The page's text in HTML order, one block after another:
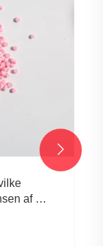
af
